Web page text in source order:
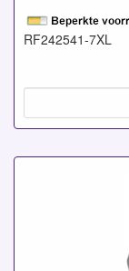
RF242541-7XL